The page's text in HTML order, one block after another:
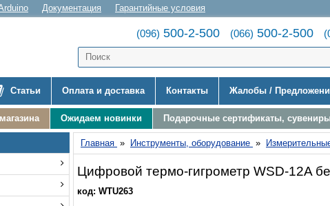
Документация Гарантийные условия
(096) 500-2-500 (066) 500-2-500
Статьи Оплата и доставка Контакты Жалобы /
Ожидаем новинки Подарочные сертификаты,
Главная » Инструменты, оборудование »
Цифровой термо-гигрометр WSD-12A
код: WTU263